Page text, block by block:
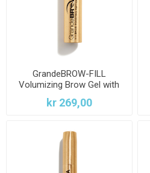
GrandeBROW-FILL
Volumizing Brow Gel with
Fibers & Peptides DARK
kr 269,00